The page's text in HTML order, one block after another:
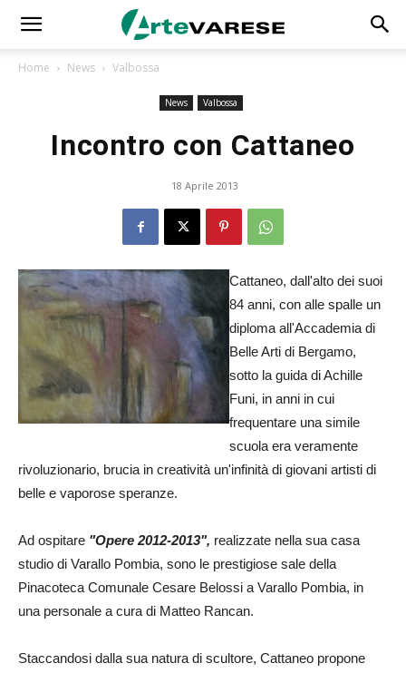
Home News Valbossa
News Valbossa
Incontro con Cattaneo
18 Aprile 2013
Cattaneo, dall'alto dei suoi
84 anni, con alle spalle un
diploma all'Accademia di
Belle Arti di Bergamo,
sotto la guida di Achille
Funi, in anni in cui
frequentare una simile
scuola era veramente
rivoluzionario, brucia in creatività un'infinità di giovani artisti di
belle e vaporose speranze.
Ad ospitare "Opere 2012-2013", realizzate nella sua casa
studio di Varallo Pombia, sono le prestigiose sale della
Pinacoteca Comunale Cesare Belossi a Varallo Pombia, in
una personale a cura di Matteo Rancan.
Staccandosi dalla sua natura di scultore, Cattaneo propone